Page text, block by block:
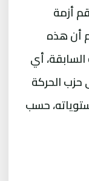
تفاقم أزمة
أن هذه
أي
حزب الحركة
حسب